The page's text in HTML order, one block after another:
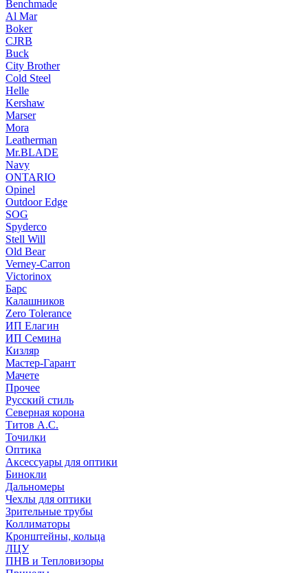
Benchmade
Al Mar
Boker
CJRB
Buck
City Brother
Cold Steel
Helle
Kershaw
Marser
Mora
Leatherman
Mr.BLADE
Navy
ONTARIO
Opinel
Outdoor Edge
SOG
Spyderco
Stell Will
Old Bear
Verney-Carron
Victorinox
Барс
Калашников
Zero Tolerance
ИП Елагин
ИП Семина
Кизляр
Мастер-Гарант
Мачете
Прочее
Русский стиль
Северная корона
Титов А.С.
Точилки
Оптика
Аксессуары для оптики
Бинокли
Дальномеры
Чехлы для оптики
Зрительные трубы
Коллиматоры
Кронштейны, кольца
ЛЦУ
ПНВ и Тепловизоры